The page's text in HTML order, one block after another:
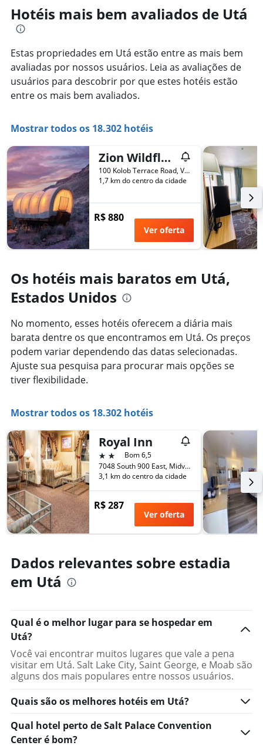
o
preço
médio
de
um
quarto
acordo
com
a
da
data
de
estadia
O
1
X
exibindo
o
número
de
dias
antes
da
estadia
O
tem
1
eixo
exibindo
preço
médio
de
um
quarto
Hotéis mais bem avaliados de Utá
Estas propriedades em Utá estão entre as mais bem
avaliadas por nossos usuários. Leia as avaliações de
usuários para descobrir por que estes hotéis estão
entre os mais bem avaliados.
Mostrar todos os 18.302 hotéis
Zion Wildflower Resort, WorldHotels Backdrop
100 Kolob Terrace Road, Virgin, UT, Estados Unidos
1,7 km do centro da cidade
R$ 880
Ver oferta
Os hotéis mais baratos em Utá,
Estados Unidos
No momento, esses hotéis oferecem a diária mais
barata dentre os que encontramos em Utá. Os preços
podem variar dependendo das datas selecionadas.
Ajuste sua pesquisa para procurar mais opções se
tiver flexibilidade.
Mostrar todos os 18.302 hotéis
Royal Inn
2 estrelas
Bom 6,5
7048 South 900 East, Midvale, UT, Estados Unidos
3,1 km do centro da cidade
R$ 287
Ver oferta
Dados relevantes sobre estadia
em Utá
Qual é o melhor lugar para se hospedar em
Utá?
Você vai encontrar muitos lugares que vale a pena
visitar em Utá. Salt Lake City, Saint George, e Moab são
alguns dos mais populares entre nossos usuários.
Quais são os melhores hotéis em Utá?
Qual hotel perto de Salt Palace Convention
Center é bom?